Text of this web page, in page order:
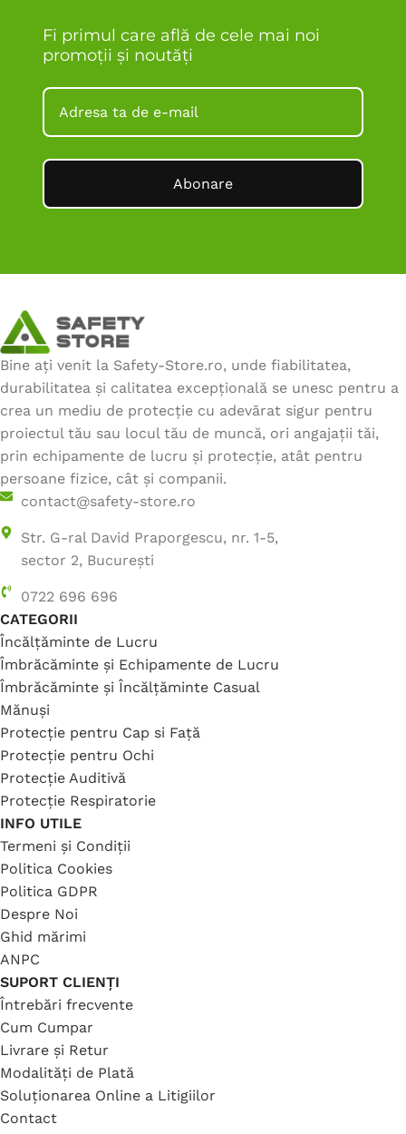
Fi primul care află de cele mai noi
promoții și noutăți
Abonare
Bine ați venit la Safety-Store.ro, unde fiabilitatea,
durabilitatea și calitatea excepțională se unesc pentru a
crea un mediu de protecție cu adevărat sigur pentru
proiectul tău sau locul tău de muncă, ori angajații tăi,
prin echipamente de lucru și protecție, atât pentru
persoane fizice, cât și companii.
contact@safety-store.ro
Str. G-ral David Praporgescu, nr. 1-5,
sector 2, București
0722 696 696
CATEGORII
Încălțăminte de Lucru
Îmbrăcăminte și Echipamente de Lucru
Îmbrăcăminte și Încălțăminte Casual
Mănuși
Protecție pentru Cap si Față
Protecție pentru Ochi
Protecție Auditivă
Protecție Respiratorie
INFO UTILE
Termeni și Condiții
Politica Cookies
Politica GDPR
Despre Noi
Ghid mărimi
ANPC
SUPORT CLIENȚI
Întrebări frecvente
Cum Cumpar
Livrare și Retur
Modalități de Plată
Soluționarea Online a Litigiilor
Contact